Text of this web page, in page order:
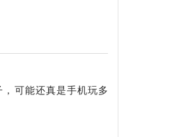
可能还真是手机玩多